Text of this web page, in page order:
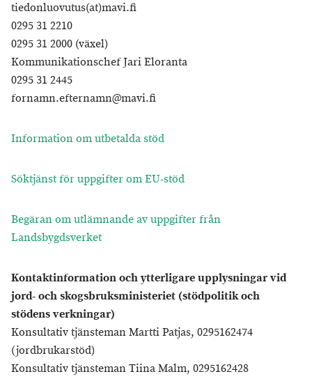
tiedonluovutus(at)mavi.fi
0295 31 2210
0295 31 2000 (växel)
Kommunikationschef Jari Eloranta
0295 31 2445
fornamn.efternamn@mavi.fi
Information om utbetalda stöd
Söktjänst för uppgifter om EU-stöd
Begäran om utlämnande av uppgifter från
Landsbygdsverket
Kontaktinformation och ytterligare upplysningar vid
jord- och skogsbruksministeriet (stödpolitik och
stödens verkningar)
Konsultativ tjänsteman Martti Patjas, 0295162474
(jordbrukarstöd)
Konsultativ tjänsteman Tiina Malm, 0295162428